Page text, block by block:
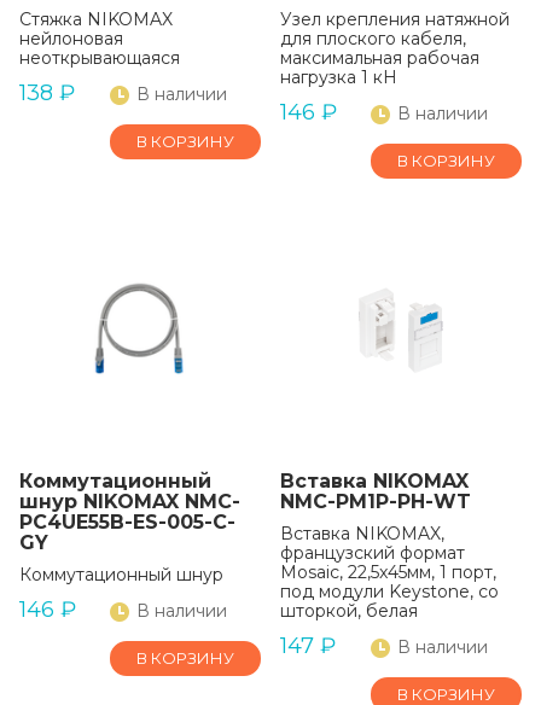
Стяжка NIKOMAX
нейлоновая
неоткрывающаяся
138 ₽ В наличии
В КОРЗИНУ
Узел крепления натяжной
для плоского кабеля,
максимальная рабочая
нагрузка 1 кН
146 ₽ В наличии
В КОРЗИНУ
Коммутационный
шнур NIKOMAX NMC-
PC4UE55B-ES-005-C-
GY
Коммутационный шнур
146 ₽ В наличии
В КОРЗИНУ
Вставка NIKOMAX
NMC-PM1P-PH-WT
Вставка NIKOMAX,
французский формат
Mosaic, 22,5x45мм, 1 порт,
под модули Keystone, со
шторкой, белая
147 ₽ В наличии
В КОРЗИНУ